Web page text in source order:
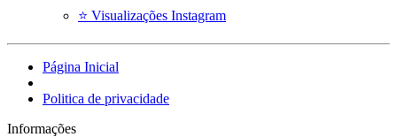
⭐ Visualizações Instagram
Página Inicial
Politica de privacidade
Informações